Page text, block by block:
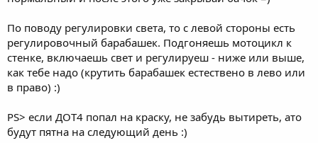
По поводу регулировки света, то с левой стороны есть
регулировочный барабашек. Подгоняешь мотоцикл к
стенке, включаешь свет и регулируеш - ниже или выше,
как тебе надо (крутить барабашек естествено в лево или
в право) :)
PS> если ДОТ4 попал на краску, не забудь вытиреть, ато
будут пятна на следующий день :)